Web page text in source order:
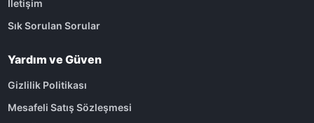
İletişim
Sık Sorulan Sorular
Yardım ve Güven
Gizlilik Politikası
Mesafeli Satış Sözleşmesi